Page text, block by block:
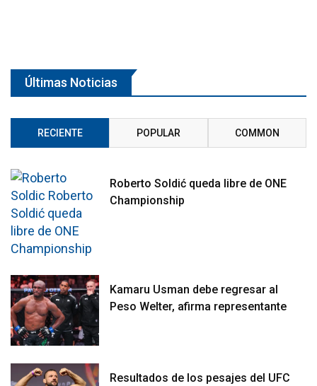
Últimas Noticias
RECIENTE POPULAR COMMON
Roberto Soldić queda libre de ONE
Championship
Kamaru Usman debe regresar al
Peso Welter, afirma representante
Resultados de los pesajes del UFC